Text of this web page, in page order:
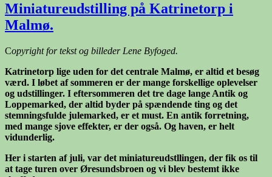
Miniatureudstilling på Katrinetorp i
Malmø.
Copyright for tekst og billeder Lene Byfoged.
Katrinetorp lige uden for det centrale Malmø, er altid et besøg
værd. I løbet af sommeren er der mange forskellige oplevelser
og udstillinger. I eftersommeren det tre dage lange Antik og
Loppemarked, der altid byder på spændende ting og det
stemningsfulde julemarked, er et must. En antik forretning,
med mange sjove effekter, er der også. Og haven, er helt
vidunderlig.
Her i starten af juli, var det miniatureudstllingen, der fik os til
at tage turen over Øresundsbroen og vi blev bestemt ikke